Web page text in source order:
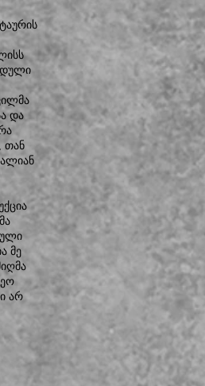
და
თან
მე
არ